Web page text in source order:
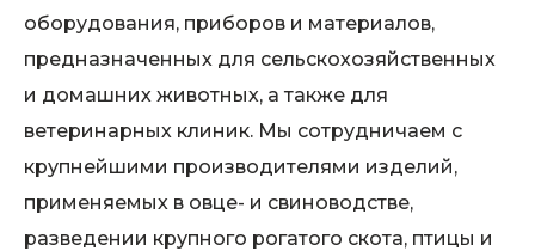
оборудования, приборов и материалов,
предназначенных для сельскохозяйственных
и домашних животных, а также для
ветеринарных клиник. Мы сотрудничаем с
крупнейшими производителями изделий,
применяемых в овце- и свиноводстве,
разведении крупного рогатого скота, птицы и